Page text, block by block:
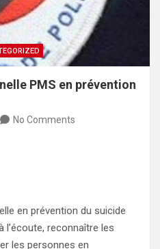
PMS en prévention
No Comments
en prévention du suicide
reconnaître les
les personnes en